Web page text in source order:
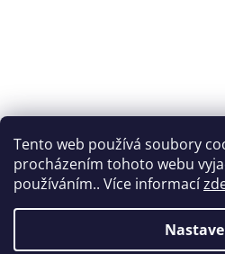
Tento web používá soubory
procházením tohoto webu
používáním.. Více informací
Vytvořil